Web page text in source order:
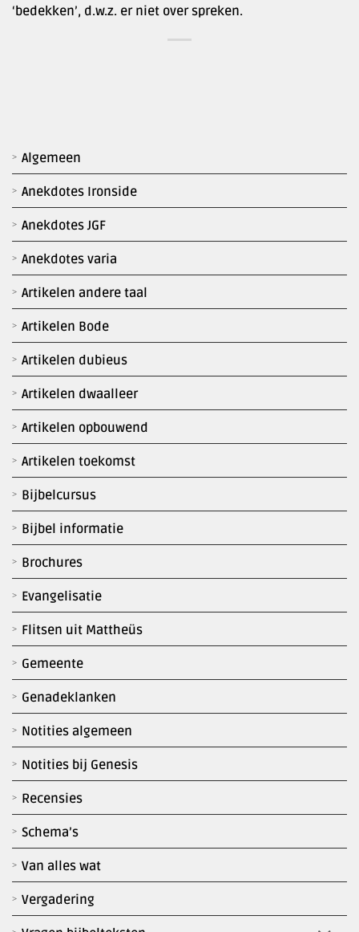
Algemeen
Anekdotes Ironside
Anekdotes JGF
Anekdotes varia
Artikelen andere taal
Artikelen Bode
Artikelen dubieus
Artikelen dwaalleer
Artikelen opbouwend
Artikelen toekomst
Bijbelcursus
Bijbel informatie
Brochures
Evangelisatie
Flitsen uit Mattheüs
Gemeente
Genadeklanken
Notities algemeen
Notities bij Genesis
Recensies
Schema’s
Van alles wat
Vergadering
‘bedekken’, d.w.z. er niet over spreken.